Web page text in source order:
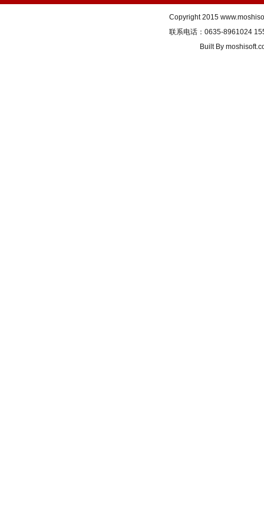
Copyright 2015
联系电话：0635-8961024
Built By